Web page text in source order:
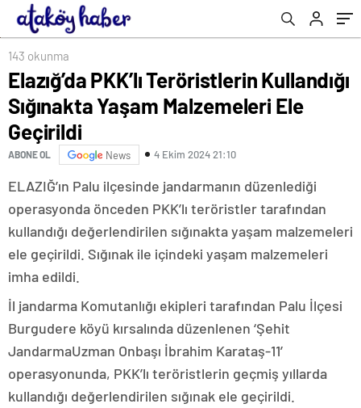
143 okunma
Elazığ’da PKK’lı Teröristlerin Kullandığı
Sığınakta Yaşam Malzemeleri Ele
Geçirildi
ABONE OL News 4 Ekim 2024 21:10
ELAZIĞ’ın Palu ilçesinde jandarmanın düzenlediği
operasyonda önceden PKK’lı teröristler tarafından
kullandığı değerlendirilen sığınakta yaşam malzemeleri
ele geçirildi. Sığınak ile içindeki yaşam malzemeleri
imha edildi.
İl jandarma Komutanlığı ekipleri tarafından Palu İlçesi
Burgudere köyü kırsalında düzenlenen ‘Şehit
JandarmaUzman Onbaşı İbrahim Karataş-11’
operasyonunda, PKK’lı teröristlerin geçmiş yıllarda
kullandığı değerlendirilen sığınak ele geçirildi.